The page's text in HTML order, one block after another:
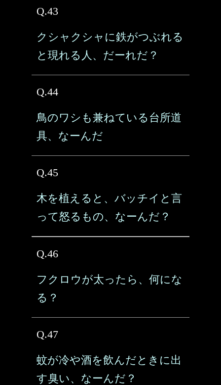
Q.43
クシャクシャに鉄がつぶれる
と現れる人、だーれだ？
Q.44
鳥のワシも兼ねている台所道
具、なーんだ
Q.45
木を植えると、バッチイと言
って怒るもの、なーんだ？
Q.46
フクロウが太ったら、何にな
る？
Q.47
蚊が冷や酒を飲んだときに出
す臭い、なーんだ？